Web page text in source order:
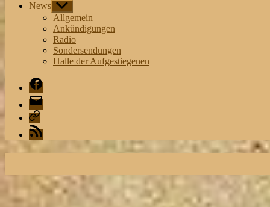
News Untermenü
anzeigen
Allgemein
Ankündigungen
Radio
Sondersendungen
Halle der Aufgestiegenen
Facebook
Mail
Playlist
RSS